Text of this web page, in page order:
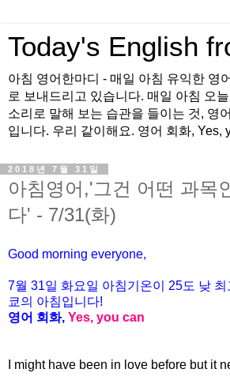
Today's English
아침 영어한마디 - 매일 아침 유익한 영
로 보내드리고 있습니다. 매일 아침 오
소리로 말해 보는 습관을 들이는 것, 영
입니다. 우리 같이해요. 영어 회화, Yes,
2018년 7월 31일
아침영어,'그건 어떤 과목
다' - 7/31(화)
Good morning everyone,
7월 31일 화요일 아침기온이 25도 낮 최
쿄의 아침입니다!
영어 회화, Yes, you can
I might have been in love before but it